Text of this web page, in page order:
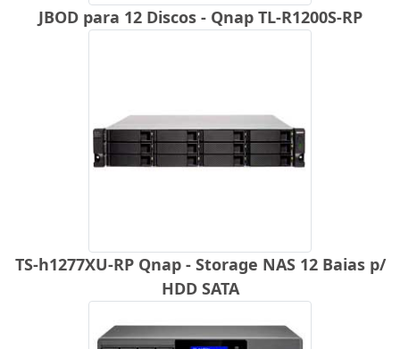
JBOD para 12 Discos - Qnap TL-R1200S-RP
TS-h1277XU-RP Qnap - Storage NAS 12 Baias p/
HDD SATA